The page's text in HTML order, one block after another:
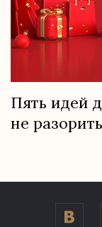
Пять идей
не